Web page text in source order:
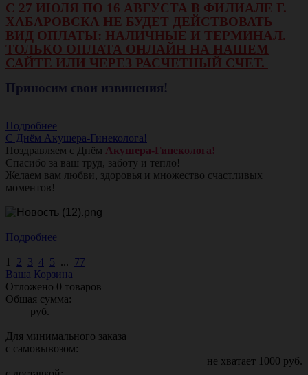
С 27 ИЮЛЯ ПО 16 АВГУСТА В ФИЛИАЛЕ Г.
ХАБАРОВСКА НЕ БУДЕТ ДЕЙСТВОВАТЬ
ВИД ОПЛАТЫ: НАЛИЧНЫЕ И ТЕРМИНАЛ.
ТОЛЬКО ОПЛАТА ОНЛАЙН НА НАШЕМ
САЙТЕ ИЛИ ЧЕРЕЗ РАСЧЕТНЫЙ СЧЕТ.
Приносим свои извинения!
Подробнее
С Днём Акушера-Гинеколога!
Поздравляем с Днём Акушера-Гинеколога!
Спасибо за ваш труд, заботу и тепло!
Желаем вам любви, здоровья и множество счастливых
моментов!
Подробнее
1 2 3 4 5 ... 77
Ваша Корзина
Отложено 0 товаров
Общая сумма:
руб.
Для минимального заказа
с самовывозом:
не хватает 1000 руб.